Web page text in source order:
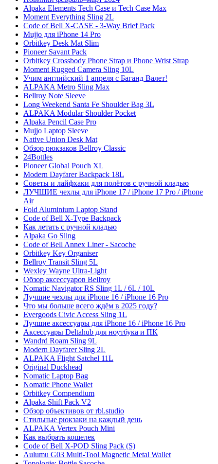
Alpaka Elements Tech Case и Tech Case Max
Moment Everything Sling 2L
Code of Bell X-CASE - 3-Way Brief Pack
Mujjo для iPhone 14 Pro
Orbitkey Desk Mat Slim
Pioneer Savant Pack
Orbitkey Crossbody Phone Strap и Phone Wrist Strap
Moment Rugged Camera Sling 10L
Учим английский 1 апреля с Баганд Валет!
ALPAKA Metro Sling Max
Bellroy Note Sleeve
Long Weekend Santa Fe Shoulder Bag 3L
ALPAKA Modular Shoulder Pocket
Alpaka Pencil Case Pro
Mujjo Laptop Sleeve
Native Union Desk Mat
Обзор рюкзаков Bellroy Classic
24Bottles
Pioneer Global Pouch XL
Modern Dayfarer Backpack 18L
Советы и лайфхаки для полётов с ручной кладью
ЛУЧШИЕ чехлы для iPhone 17 / iPhone 17 Pro / iPhone
Air
Fold Aluminium Laptop Stand
Code of Bell X-Type Backpack
Как летать с ручной кладью
Alpaka Go Sling
Code of Bell Annex Liner - Sacoche
Orbitkey Key Organiser
Bellroy Transit Sling 5L
Wexley Wayne Ultra-Light
Обзор аксессуаров Bellroy
Nomatic Navigator RS Sling 1L / 6L / 10L
Лучшие чехлы для iPhone 16 / iPhone 16 Pro
Что мы больше всего ждём в 2025 году?
Evergoods Civic Access Sling 1L
Лучшие аксессуары для iPhone 16 / iPhone 16 Pro
Аксессуары Deltahub для ноутбука и ПК
Wandrd Roam Sling 9L
Modern Dayfarer Sling 2L
ALPAKA Flight Satchel 11L
Original Duckhead
Nomatic Laptop Bag
Nomatic Phone Wallet
Orbitkey Compendium
Alpaka Shift Pack V2
Обзор объективов от rbl.studio
Стильные рюкзаки на каждый день
ALPAKA Vertex Pouch Mini
Как выбрать кошелек
Code of Bell X-POD Sling Pack (S)
Aulumu G03 Multi-Tool Magnetic Metal Wallet